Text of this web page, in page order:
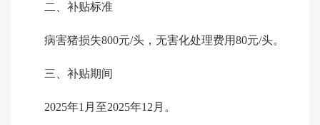
二、补贴标准
病害猪损失800元/头，无害化处理费用80元/头。
三、补贴期间
2025年1月至2025年12月。